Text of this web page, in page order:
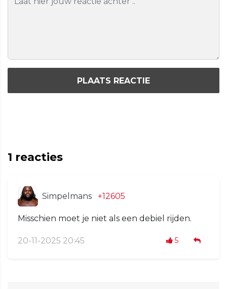
PLAATS REACTIE
1 reacties
Simpelmans +12605
Misschien moet je niet als een debiel rijden.
20-11-2025 20:45 5